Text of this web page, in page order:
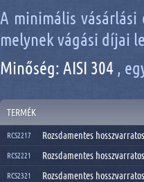
A minimális
melynek vágási díjai
Minőség: AISI 304 ,
TERMÉK
RCS2217 Rozsdamentes
RCS2221 Rozsdamentes
RCS2321 Rozsdamentes